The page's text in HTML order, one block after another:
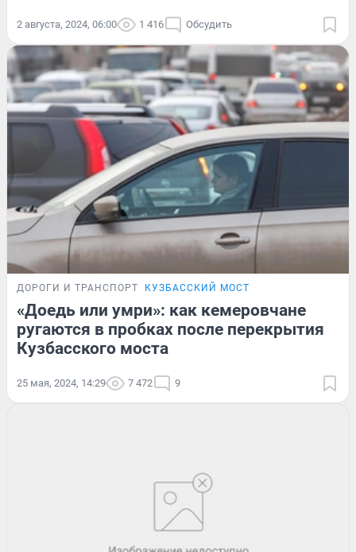
2 августа, 2024, 06:00 1 416 Обсудить
ДОРОГИ И ТРАНСПОРТ КУЗБАССКИЙ МОСТ
«Доедь или умри»: как кемеровчане
ругаются в пробках после перекрытия
Кузбасского моста
25 мая, 2024, 14:29 7 472 9